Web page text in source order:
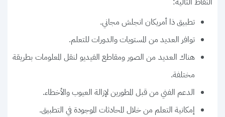
تطبيق ذا أمريكان انجلش مجاني.
توافر العديد من المستويات والدورات للتعلم.
هناك العديد من الصور ومقاطع الفيديو لنقل المعلومات بطريقة
مختلفة.
الدعم الفني من قبل المطورين لإزالة العيوب والأخطاء.
إمكانية التعلم من خلال المحادثات الموجودة في التطبيق.